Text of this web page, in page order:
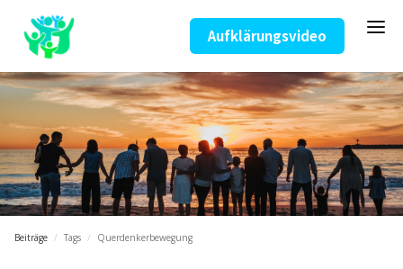
Aufklärungsvideo
Beiträge / Tags / Querdenkerbewegung